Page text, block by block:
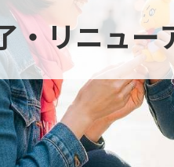
・リニュー